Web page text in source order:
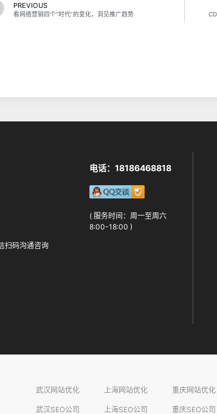
PREVIOUS
看网络营销四个“时代”的变化，洞见推广趋势
扫码沟通咨询
电话：18186468818
( 服务时间：周一至周六
8:00-18:00 )
武汉网站优化 上海网站优化 重庆网站优化
武汉SEO公司 上海SEO公司 重庆SEO公司